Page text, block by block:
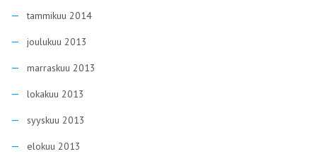
tammikuu 2014
joulukuu 2013
marraskuu 2013
lokakuu 2013
syyskuu 2013
elokuu 2013